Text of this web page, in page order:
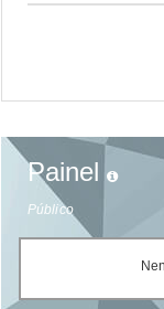
Painel
Público